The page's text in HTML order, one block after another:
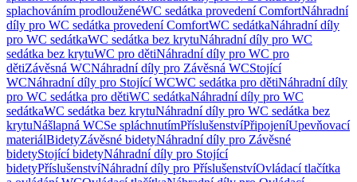
splachováním prodlouženéWC sedátka provedení ComfortNáhradní
díly pro WC sedátka provedení ComfortWC sedátkaNáhradní díly
pro WC sedátkaWC sedátka bez krytuNáhradní díly pro WC
sedátka bez krytuWC pro dětiNáhradní díly pro WC pro
dětiZávěsná WCNáhradní díly pro Závěsná WCStojící
WCNáhradní díly pro Stojící WCWC sedátka pro dětiNáhradní díly
pro WC sedátka pro dětiWC sedátkaNáhradní díly pro WC
sedátkaWC sedátka bez krytuNáhradní díly pro WC sedátka bez
krytuNášlapná WCSe spláchnutímPříslušenstvíPřipojeníUpevňovací
materiálBidetyZávěsné bidetyNáhradní díly pro Závěsné
bidetyStojící bidetyNáhradní díly pro Stojící
bidetyPříslušenstvíNáhradní díly pro PříslušenstvíOvládací tlačítka